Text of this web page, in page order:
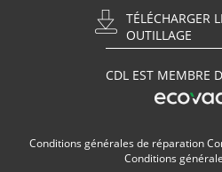
TÉLÉCHARGER
OUTILLAGE
CDL EST MEMBRE
Conditions générales de réparation
Conditions